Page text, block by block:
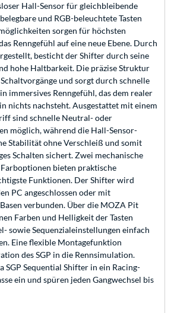
Hall-Sensor für gleichbleibende
und RGB-beleuchtete Tasten
sorgen für höchsten
Renngefühl auf eine neue Ebene. Durch
besticht der Shifter durch seine
hohe Haltbarkeit. Die präzise Struktur
und sorgt durch schnelle
immersives Renngefühl, das dem realer
nichts nachsteht. Ausgestattet mit einem
sind schnelle Neutral- oder
möglich, während die Hall-Sensor-
Stabilität ohne Verschleiß und somit
Schalten sichert. Zwei mechanische
Farboptionen bieten praktische
Funktionen. Der Shifter wird
PC angeschlossen oder mit
verbunden. Über die MOZA Pit
Farben und Helligkeit der Tasten
sowie Sequenzialeinstellungen einfach
Eine flexible Montagefunktion
des SGP in die Rennsimulation.
SGP Sequential Shifter in ein Racing-
ein und spüren jeden Gangwechsel bis